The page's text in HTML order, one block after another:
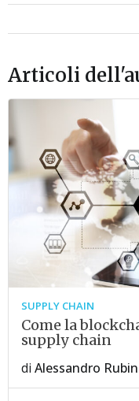
Articoli
SUPPLY CHAIN
Come la
supply chain
diAlessandro